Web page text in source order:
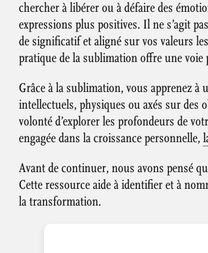
chercher à libérer ou à défaire des
expressions plus positives. Il ne s’agit
de significatif et aligné sur vos valeurs
pratique de la sublimation offre une
Grâce à la sublimation, vous apprenez
intellectuels, physiques ou axés sur des
volonté d’explorer les profondeurs de
engagée dans la croissance personnelle,
Avant de continuer, nous avons pensé
Cette ressource aide à identifier et à
la transformation.